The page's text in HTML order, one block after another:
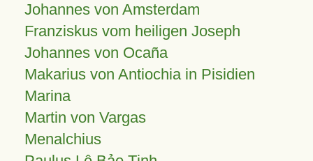
Johannes von Amsterdam
Franziskus vom heiligen Joseph
Johannes von Ocaña
Makarius von Antiochia in Pisidien
Marina
Martin von Vargas
Menalchius